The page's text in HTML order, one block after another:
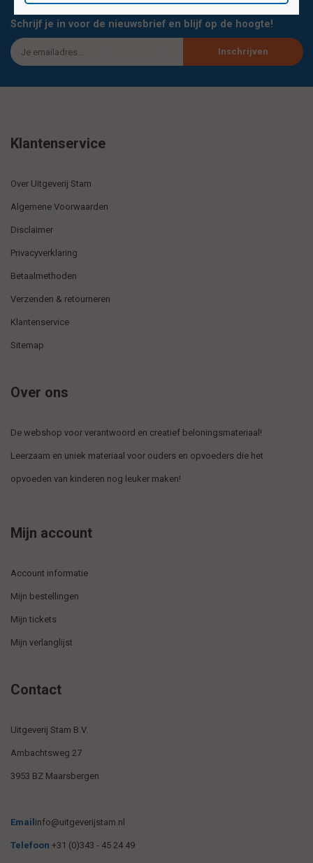
Schrijf je in voor de nieuwsbrief en blijf op de hoogte!
Inschrijven
Klantenservice
Over Uitgeverij Stam
Algemene Voorwaarden
Disclaimer
Privacyverklaring
Betaalmethoden
Verzenden & retourneren
Klantenservice
Sitemap
Over ons
De webshop voor verantwoord en creatief beloningsmateriaal!
Leerzaam en uniek materiaal voor ouders en opvoeders die het
opvoeden van kinderen nog leuker maken!
Mijn account
Account informatie
Mijn bestellingen
Mijn tickets
Mijn verlanglijst
Contact
Uitgeverij Stam B.V.
Ambachtsweg 27
3953 BZ Maarsbergen
Email info@uitgeverijstam.nl
Telefoon +31 (0)343 - 45 24 49